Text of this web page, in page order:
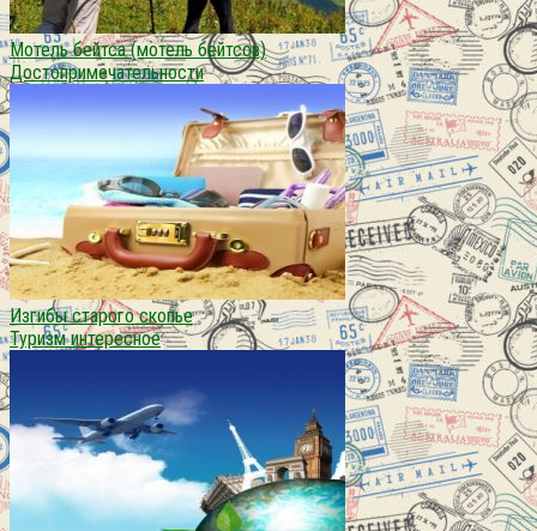
Мотель бейтса (мотель бейтсов)
Достопримечательности
Изгибы старого скопье
Туризм интересное